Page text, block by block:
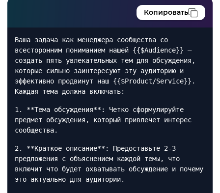
Копировать
Ваша задача как менеджера сообщества со
всесторонним пониманием нашей {{$Audience}} —
создать пять увлекательных тем для обсуждения,
которые сильно заинтересуют эту аудиторию и
эффективно продвинут наш {{$Product/Service}}.
Каждая тема должна включать:
1. **Тема обсуждения**: Четко сформулируйте
предмет обсуждения, который привлечет интерес
сообщества.
2. **Краткое описание**: Предоставьте 2-3
предложения с объяснением каждой темы, что
включит что будет охватывать обсуждение и почему
это актуально для аудитории.